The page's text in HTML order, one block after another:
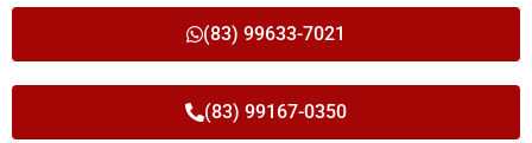
(83) 99633-7021
(83) 99167-0350